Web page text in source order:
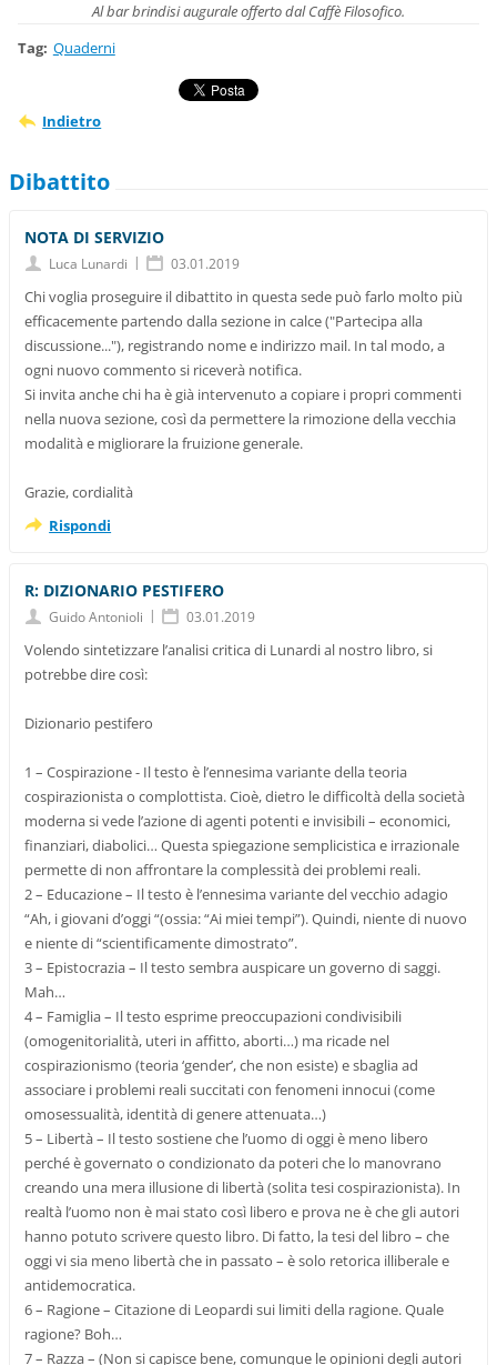
Al bar brindisi augurale offerto dal Caffè Filosofico.
Tag: Quaderni
Indietro
Dibattito
NOTA DI SERVIZIO
Luca Lunardi | 03.01.2019
Chi voglia proseguire il dibattito in questa sede può farlo molto più
efficacemente partendo dalla sezione in calce ("Partecipa alla
discussione..."), registrando nome e indirizzo mail. In tal modo, a
ogni nuovo commento si riceverà notifica.
Si invita anche chi ha è già intervenuto a copiare i propri commenti
nella nuova sezione, così da permettere la rimozione della vecchia
modalità e migliorare la fruizione generale.
Grazie, cordialità
Rispondi
R: DIZIONARIO PESTIFERO
Guido Antonioli | 03.01.2019
Volendo sintetizzare l’analisi critica di Lunardi al nostro libro, si
potrebbe dire così:
Dizionario pestifero
1 – Cospirazione - Il testo è l’ennesima variante della teoria
cospirazionista o complottista. Cioè, dietro le difficoltà della società
moderna si vede l’azione di agenti potenti e invisibili – economici,
finanziari, diabolici… Questa spiegazione semplicistica e irrazionale
permette di non affrontare la complessità dei problemi reali.
2 – Educazione – Il testo è l’ennesima variante del vecchio adagio
“Ah, i giovani d’oggi “(ossia: “Ai miei tempi”). Quindi, niente di nuovo
e niente di “scientificamente dimostrato”.
3 – Epistocrazia – Il testo sembra auspicare un governo di saggi.
Mah…
4 – Famiglia – Il testo esprime preoccupazioni condivisibili
(omogenitorialità, uteri in affitto, aborti…) ma ricade nel
cospirazionismo (teoria ‘gender’, che non esiste) e sbaglia ad
associare i problemi reali succitati con fenomeni innocui (come
omosessualità, identità di genere attenuata…)
5 – Libertà – Il testo sostiene che l’uomo di oggi è meno libero
perché è governato o condizionato da poteri che lo manovrano
creando una mera illusione di libertà (solita tesi cospirazionista). In
realtà l’uomo non è mai stato così libero e prova ne è che gli autori
hanno potuto scrivere questo libro. Di fatto, la tesi del libro – che
oggi vi sia meno libertà che in passato – è solo retorica illiberale e
antidemocratica.
6 – Ragione – Citazione di Leopardi sui limiti della ragione. Quale
ragione? Boh…
7 – Razza – (Non si capisce bene, comunque le opinioni degli autori